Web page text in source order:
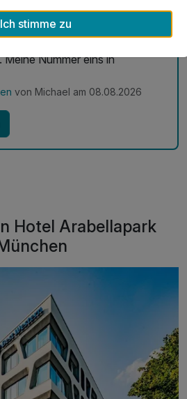
drei Tage mit einem
Wein
Nummer eins in
von Michael am 08.08.2026
Hotel Arabellapark
Ich stimme zu